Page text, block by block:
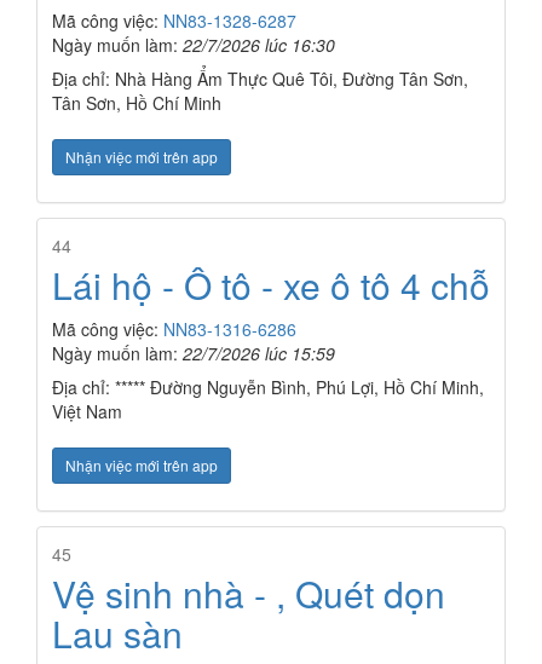
Mã công việc: NN83-1328-6287
Ngày muốn làm: 22/7/2026 lúc 16:30
Địa chỉ: Nhà Hàng Ẩm Thực Quê Tôi, Đường Tân Sơn,
Tân Sơn, Hồ Chí Minh
Nhận việc mới trên app
44
Lái hộ - Ô tô - xe ô tô 4 chỗ
Mã công việc: NN83-1316-6286
Ngày muốn làm: 22/7/2026 lúc 15:59
Địa chỉ: ***** Đường Nguyễn Bình, Phú Lợi, Hồ Chí Minh,
Việt Nam
Nhận việc mới trên app
45
Vệ sinh nhà - , Quét dọn
Lau sàn